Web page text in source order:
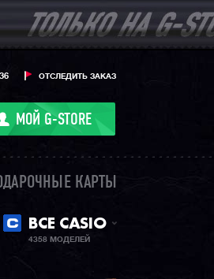
ОТСЛЕДИТЬ ЗАКАЗ
МОЙ G-STORE
КАРТЫ
ВСЕ CASIO
4358 МОДЕЛЕЙ